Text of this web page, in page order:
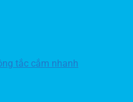
tắc cắm nhanh